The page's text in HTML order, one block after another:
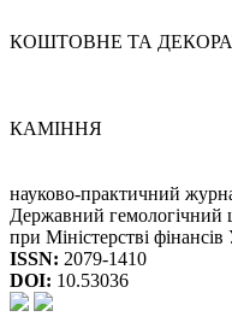
КОШТОВНЕ ТА
КАМІННЯ
науково-практичний
Державний гемологічний
при Міністерстві фінансів
ISSN: 2079-1410
DOI: 10.53036